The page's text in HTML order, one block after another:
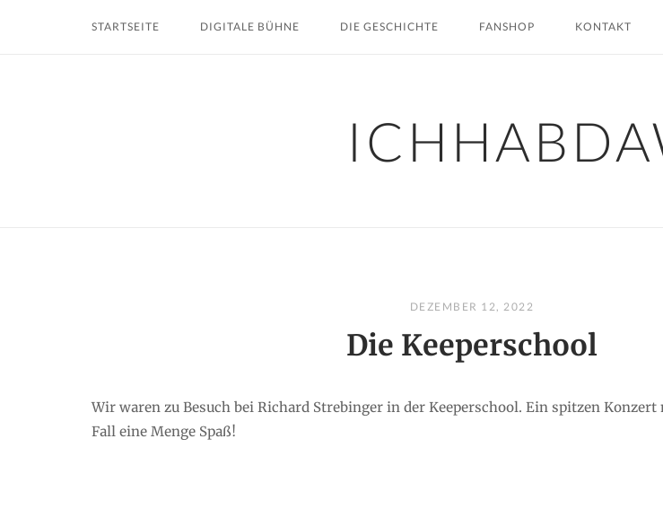
STARTSEITE DIGITALE BÜHNE DIE GESCHICHTE FANSHOP KONTAKT
DEZEMBER 12, 2022
Die Keeperschool
Wir waren zu Besuch bei Richard Strebinger in der Keeperschool. Ein spitzen Konzert
Fall eine Menge Spaß!